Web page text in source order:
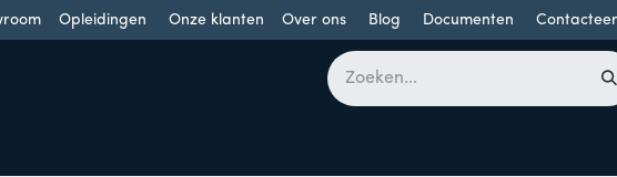
Opleidingen Onze klanten Over ons Blog Documenten